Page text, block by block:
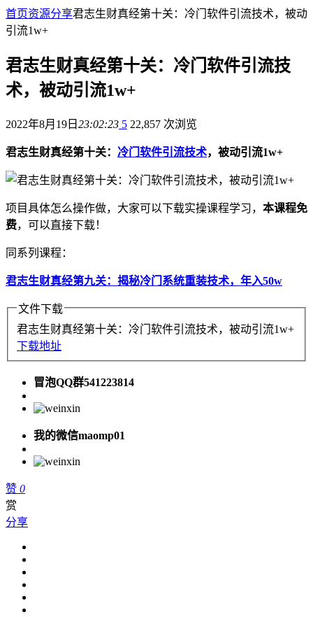
首页资源分享君志生财真经第十关：冷门软件引流技术，被动
引流1w+
君志生财真经第十关：冷门软件引流技
术，被动引流1w+
2022年8月19日 23:02:23 5 22,857 次浏览
君志生财真经第十关： 冷门软件引流技术，被动引流1w+
项目具体怎么操作做，大家可以下载实操课程学习， 本课程免
费，可以直接下载！
同系列课程：
君志生财真经第九关：揭秘冷门系统重装技术，年入50w
文件下载
君志生财真经第十关：冷门软件引流技术，被动引流1w+
下载地址
冒泡QQ群541223814
我的微信maomp01
赞 0
赏
分享